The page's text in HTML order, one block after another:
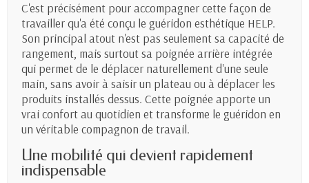
C'est précisément pour accompagner cette façon de
travailler qu'a été conçu le guéridon esthétique HELP.
Son principal atout n'est pas seulement sa capacité de
rangement, mais surtout sa poignée arrière intégrée
qui permet de le déplacer naturellement d'une seule
main, sans avoir à saisir un plateau ou à déplacer les
produits installés dessus. Cette poignée apporte un
vrai confort au quotidien et transforme le guéridon en
un véritable compagnon de travail.
Une mobilité qui devient rapidement
indispensable